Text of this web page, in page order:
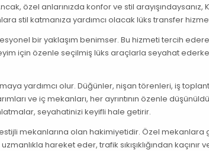
özel anlarınızda konfor ve stil arayışındaysanız,
stil katmanıza yardımcı olacak lüks transfer
bir yaklaşım benimser. Bu hizmeti tercih
için özenle seçilmiş lüks araçlarla seyahat
yardımcı olur. Düğünler, nişan törenleri, iş
ve iç mekanları, her ayrıntının özenle
seyahatinizi keyifli hale getirir.
mekanlarına olan hakimiyetidir. Özel mekanlara
hareket eder, trafik sıkışıklığından kaçınır